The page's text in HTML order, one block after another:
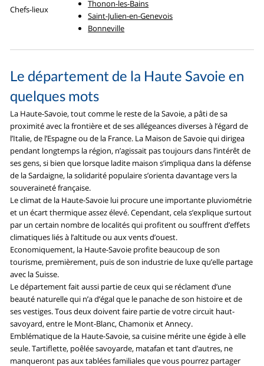
Chefs-lieux
Thonon-les-Bains
Saint-Julien-en-Genevois
Bonneville
Le département de la Haute Savoie en
quelques mots
La Haute-Savoie, tout comme le reste de la Savoie, a pâti de sa
proximité avec la frontière et de ses allégeances diverses à l’égard de
l’Italie, de l’Espagne ou de la France. La Maison de Savoie qui dirigea
pendant longtemps la région, n’agissait pas toujours dans l’intérêt de
ses gens, si bien que lorsque ladite maison s’impliqua dans la défense
de la Sardaigne, la solidarité populaire s’orienta davantage vers la
souveraineté française.
Le climat de la Haute-Savoie lui procure une importante pluviométrie
et un écart thermique assez élevé. Cependant, cela s’explique surtout
par un certain nombre de localités qui profitent ou souffrent d’effets
climatiques liés à l’altitude ou aux vents d’ouest.
Economiquement, la Haute-Savoie profite beaucoup de son
tourisme, premièrement, puis de son industrie de luxe qu’elle partage
avec la Suisse.
Le département fait aussi partie de ceux qui se réclament d’une
beauté naturelle qui n’a d’égal que le panache de son histoire et de
ses vestiges. Tous deux doivent faire partie de votre circuit haut-
savoyard, entre le Mont-Blanc, Chamonix et Annecy.
Emblématique de la Haute-Savoie, sa cuisine mérite une égide à elle
seule. Tartiflette, poêlée savoyarde, matafan et tant d’autres, ne
manqueront pas aux tablées familiales que vous pourrez partager